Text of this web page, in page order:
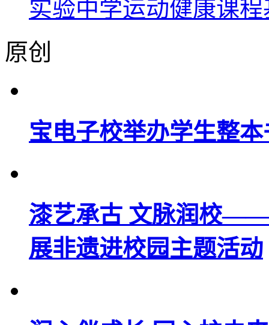
实验中学运动健康课
原创
宝电子校举办学生整
漆艺承古 文脉润校——
展非遗进校园主题活动